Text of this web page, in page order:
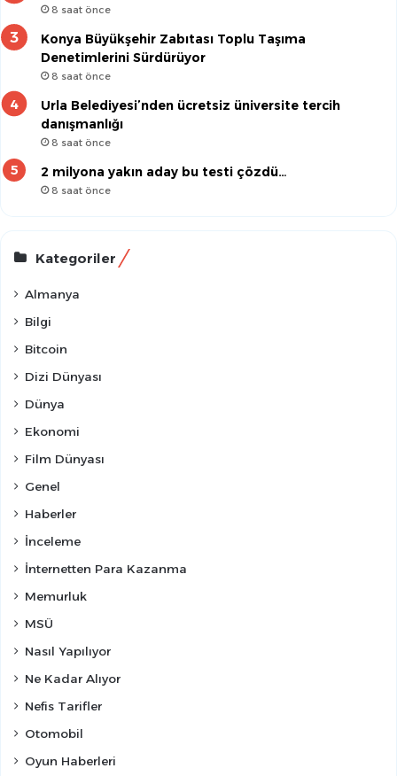
8 saat önce
Konya Büyükşehir Zabıtası Toplu Taşıma
Denetimlerini Sürdürüyor
8 saat önce
Urla Belediyesi’nden ücretsiz üniversite tercih
danışmanlığı
8 saat önce
2 milyona yakın aday bu testi çözdü…
8 saat önce
Kategoriler
Almanya
Bilgi
Bitcoin
Dizi Dünyası
Dünya
Ekonomi
Film Dünyası
Genel
Haberler
İnceleme
İnternetten Para Kazanma
Memurluk
MSÜ
Nasıl Yapılıyor
Ne Kadar Alıyor
Nefis Tarifler
Otomobil
Oyun Haberleri